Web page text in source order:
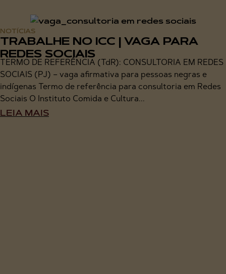
NOTÍCIAS
TRABALHE NO ICC | VAGA PARA
REDES SOCIAIS
TERMO DE REFERÊNCIA (TdR): CONSULTORIA EM REDES
SOCIAIS (PJ) – vaga afirmativa para pessoas negras e
indígenas Termo de referência para consultoria em Redes
Sociais O Instituto Comida e Cultura...
LEIA MAIS